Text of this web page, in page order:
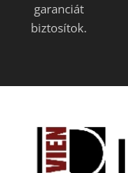
garanciát
biztosítok.